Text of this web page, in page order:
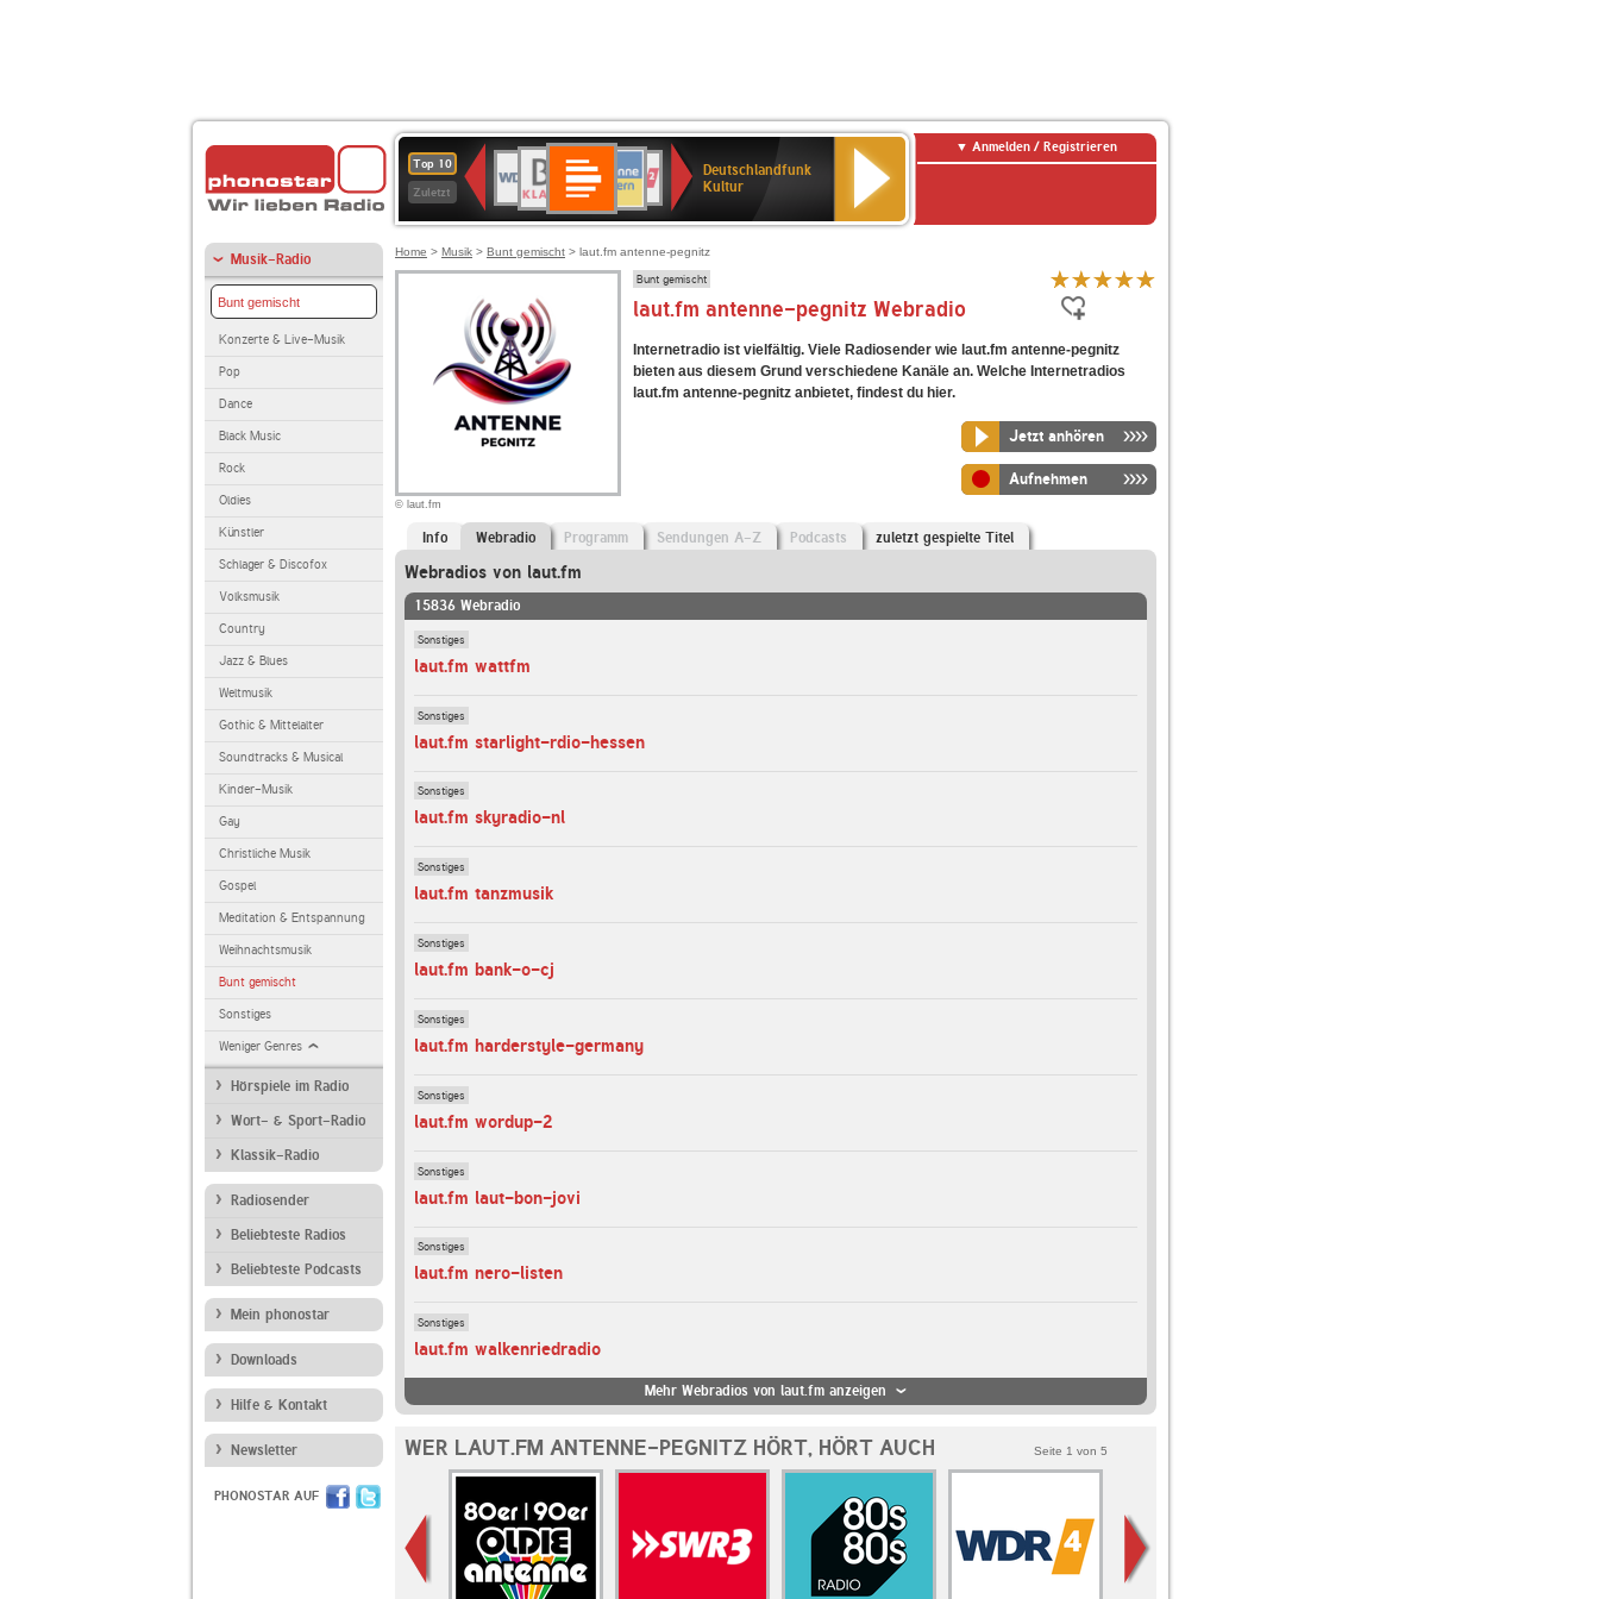
Top 10
Zuletzt
Deutschlandfunk
80er
90er
OLDIE
ANTENNE
SWR3
4
BR-
KLASSIK
Deutschlandfunk
Kultur
ANTENNE
BAYERN
SWR
Kultur
NDR
2
Deutschlandfunk
Kultur
Anmelden / Registrieren
Musik-Radio
Bunt gemischt
Konzerte & Live-Musik
Pop
Dance
Black Music
Rock
Oldies
Künstler
Schlager & Discofox
Volksmusik
Country
Jazz & Blues
Weltmusik
Gothic & Mittelalter
Soundtracks & Musical
Kinder-Musik
Gay
Christliche Musik
Gospel
Meditation & Entspannung
Weihnachtsmusik
Bunt gemischt
Sonstiges
Weniger Genres
Hörspiele im Radio
Wort- & Sport-Radio
Klassik-Radio
Radiosender
Beliebteste Radios
Beliebteste Podcasts
Mein phonostar
Downloads
Hilfe & Kontakt
Newsletter
PHONOSTAR AUF
Home > Musik > Bunt gemischt > laut.fm antenne-pegnitz
© laut.fm
Bunt gemischt
laut.fm antenne-pegnitz Webradio
Internetradio ist vielfältig. Viele Radiosender wie laut.fm antenne-pegnitz
bieten aus diesem Grund verschiedene Kanäle an. Welche Internetradios
laut.fm antenne-pegnitz anbietet, findest du hier.
Jetzt anhören
Aufnehmen
Info Webradio Programm Sendungen A-Z Podcasts zuletzt gespielte Titel
Webradios von laut.fm
15836 Webradio
Sonstiges
laut.fm wattfm
Sonstiges
laut.fm starlight-rdio-hessen
Sonstiges
laut.fm skyradio-nl
Sonstiges
laut.fm tanzmusik
Sonstiges
laut.fm bank-o-cj
Sonstiges
laut.fm harderstyle-germany
Sonstiges
laut.fm wordup-2
Sonstiges
laut.fm laut-bon-jovi
Sonstiges
laut.fm nero-listen
Sonstiges
laut.fm walkenriedradio
Mehr Webradios von laut.fm anzeigen
WER LAUT.FM ANTENNE-PEGNITZ HÖRT, HÖRT AUCH Seite 1 von 5